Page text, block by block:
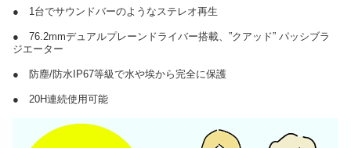
● 1台でサウンドバーのようなステレオ再生
● 76.2mmデュアルプレーンドライバー搭載、”クアッド” パッシブラ
ジエーター
● 防塵/防水IP67等級で水や埃から完全に保護
● 20H連続使用可能